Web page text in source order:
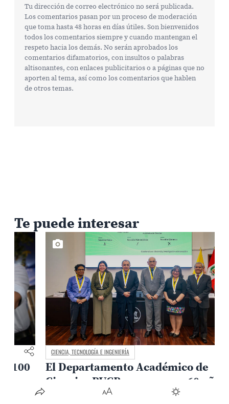
Tu dirección de correo electrónico no será publicada.
Los comentarios pasan por un proceso de moderación
que toma hasta 48 horas en días útiles. Son bienvenidos
todos los comentarios siempre y cuando mantengan el
respeto hacia los demás. No serán aprobados los
comentarios difamatorios, con insultos o palabras
altisonantes, con enlaces publicitarios o a páginas que no
aporten al tema, así como los comentarios que hablen
de otros temas.
Te puede interesar
CIENCIA, TECNOLOGÍA E INGENIERÍA
El Departamento Académico de
Ciencias PUCP conmemora 60 años de
impulso a la investigación y la